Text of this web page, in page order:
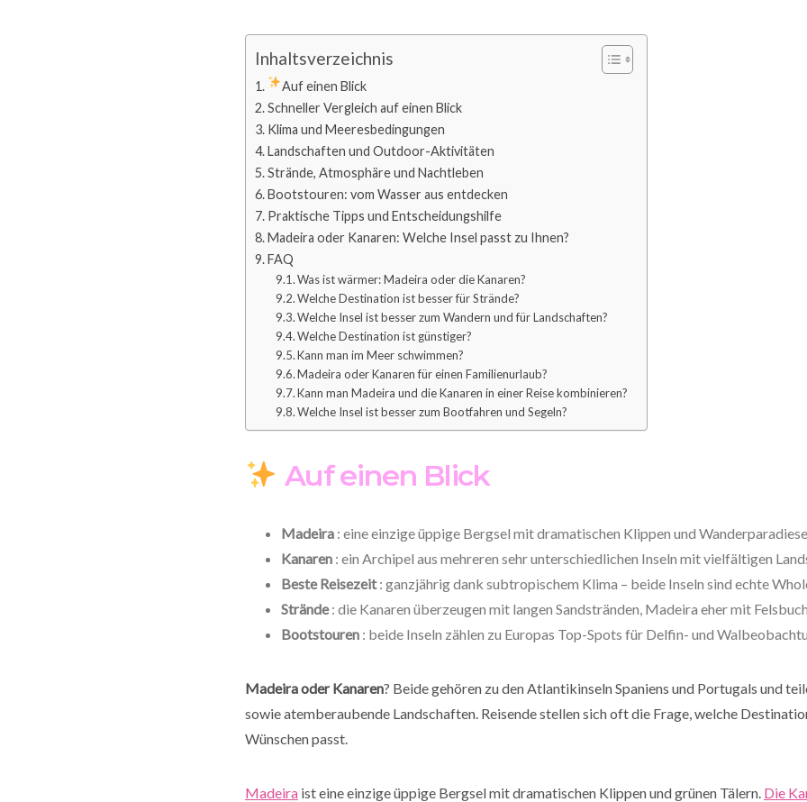
Inhaltsverzeichnis
Auf einen Blick
Schneller Vergleich auf einen Blick
Klima und Meeresbedingungen
Landschaften und Outdoor-Aktivitäten
Strände, Atmosphäre und Nachtleben
Bootstouren: vom Wasser aus entdecken
Praktische Tipps und Entscheidungshilfe
Madeira oder Kanaren: Welche Insel passt zu Ihnen?
FAQ
Was ist wärmer: Madeira oder die Kanaren?
Welche Destination ist besser für Strände?
Welche Insel ist besser zum Wandern und für Landschaften?
Welche Destination ist günstiger?
Kann man im Meer schwimmen?
Madeira oder Kanaren für einen Familienurlaub?
Kann man Madeira und die Kanaren in einer Reise kombinieren?
Welche Insel ist besser zum Bootfahren und Segeln?
Auf einen Blick
Madeira : eine einzige üppige Bergsel mit dramatischen Klippen und
Kanaren : ein Archipel aus mehreren sehr unterschiedlichen Inseln mit vielfältigen
Beste Reisezeit: ganzjährig dank subtropischem Klima – beide Inseln sind echte
Strände: die Kanaren überzeugen mit langen Sandstränden, Madeira eher mit
Bootstouren : beide Inseln zählen zu Europas Top-Spots für Delfin- und
Madeira oder Kanaren? Beide gehören zu den Atlantikinseln Spaniens und Portugals und
sowie atemberaubende Landschaften. Reisende stellen sich oft die Frage, welche
Wünschen passt.
Madeira ist eine einzige üppige Bergsel mit dramatischen Klippen und grünen Tälern. Die